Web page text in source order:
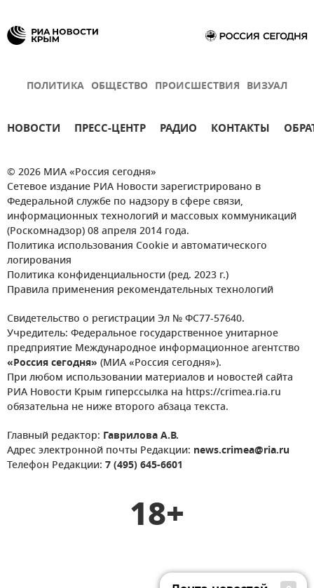
ПОЛИТИКА ОБЩЕСТВО ПРОИСШЕСТВИЯ ВИЗУАЛ
НОВОСТИ ПРЕСС-ЦЕНТР РАДИО КОНТАКТЫ
© 2026 МИА «Россия сегодня»
Сетевое издание РИА Новости зарегистрировано в
Федеральной службе по надзору в сфере связи,
информационных технологий и массовых коммуникаций
(Роскомнадзор) 08 апреля 2014 года.
Политика использования Cookie и автоматического
логирования
Политика конфиденциальности (ред. 2023 г.)
Правила применения рекомендательных технологий
Свидетельство о регистрации Эл № ФС77-57640.
Учредитель: Федеральное государственное унитарное
предприятие Международное информационное агентство
«Россия сегодня» (МИА «Россия сегодня»).
При любом использовании материалов и новостей сайта
РИА Новости Крым гиперссылка на https://crimea.ria.ru
обязательна не ниже второго абзаца текста.
Главный редактор: Гаврилова А.В.
Адрес электронной почты Редакции: news.crimea@ria.ru
Телефон Редакции: 7 (495) 645-6601
18+